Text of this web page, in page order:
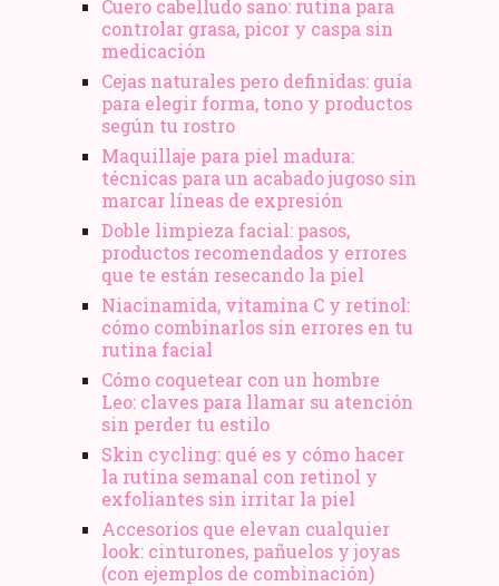
Cuero cabelludo sano: rutina para
controlar grasa, picor y caspa sin
medicación
Cejas naturales pero definidas: guía
para elegir forma, tono y productos
según tu rostro
Maquillaje para piel madura:
técnicas para un acabado jugoso sin
marcar líneas de expresión
Doble limpieza facial: pasos,
productos recomendados y errores
que te están resecando la piel
Niacinamida, vitamina C y retinol:
cómo combinarlos sin errores en tu
rutina facial
Cómo coquetear con un hombre
Leo: claves para llamar su atención
sin perder tu estilo
Skin cycling: qué es y cómo hacer
la rutina semanal con retinol y
exfoliantes sin irritar la piel
Accesorios que elevan cualquier
look: cinturones, pañuelos y joyas
(con ejemplos de combinación)